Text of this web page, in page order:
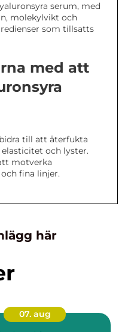
serum, med
molekylvikt och
som tillsatts
med att
till att återfukta
och lyster.
motverka
fina linjer.
här
07. aug